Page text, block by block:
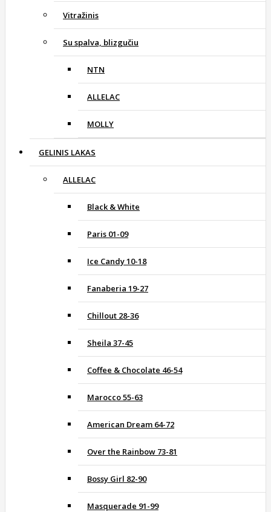
Vitražinis
Su spalva, blizgučiu
NTN
ALLELAC
MOLLY
GELINIS LAKAS
ALLELAC
Black & White
Paris 01-09
Ice Candy 10-18
Fanaberia 19-27
Chillout 28-36
Sheila 37-45
Coffee & Chocolate 46-54
Marocco 55-63
American Dream 64-72
Over the Rainbow 73-81
Bossy Girl 82-90
Masquerade 91-99